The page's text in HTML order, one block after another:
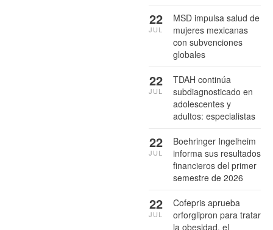
MSD impulsa salud de
mujeres mexicanas
con subvenciones
globales
22
JUL
TDAH continúa
subdiagnosticado en
adolescentes y
adultos: especialistas
22
JUL
Boehringer Ingelheim
informa sus resultados
financieros del primer
semestre de 2026
22
JUL
Cofepris aprueba
orforglipron para tratar
la obesidad, el
22
JUL